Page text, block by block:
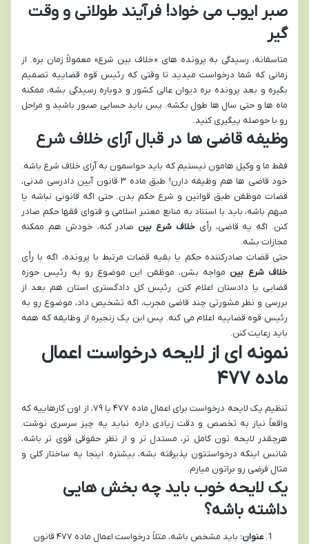
صبر ایوب می خواد! فرآیند طولانی و وقت
گیر
متاسفانه، رسیدگی به پرونده های «خلاف بین شرع» معمولاً زمان بره. از
زمانی که شما درخواست میدید تا وقتی که رئیس قوه قضاییه تصمیم
بگیره و بعد پرونده بره دیوان عالی کشور و دوباره رسیدگی بشه، ممکنه
ماه ها و حتی سال ها طول بکشه. پس باید حسابی صبور باشید و مراحل
رو با حوصله پیگیری کنید.
وظیفه قاضی ها در قبال آرای خلاف شرع
فقط ما و وکیل هامون نیستیم که باید حواسمون به آرای خلاف شرع باشه.
خود قاضی ها هم وظیفه دارن! طبق ماده ۳ قانون آیین دادرسی مدنی،
قضات موظفن طبق قوانین و شرع حکم بدن. حتی اگه قانونی نباشه یا
مبهم باشه، باید با استناد به منابع معتبر اسلامی و فتوای فقها حکم صادر
کنن. اگه یه قاضی، رأیخلاف شرع بین صادر کنه، خودش هم ممکنه
مجازات بشه.
حتی قضات صادرکننده حکم یا بقیه قضات مرتبط با پرونده، اگه با رأی
خلاف شرع بین مواجه بشن، موظفن این موضوع رو به رئیس حوزه
قضایی یا دادستان اعلام کنن. رئیس کل دادگستری استان هم بعد از
بررسی و نظر مشورتی چند قاضی مجرب، اگه تشخیص داد، موضوع رو به
رئیس قوه قضاییه اعلام می کنه. پس این یک زنجیره از وظایفه که همه
باید رعایت کنن.
نمونه ای از لایحه درخواست اعمال
ماده ۴۷۷
تنظیم یک لایحه درخواست برای اعمال ماده ۴۷۷ یا ۷۹، از اون کارهاییه که
واقعاً نیاز به تخصص و دقت زیادی داره. نباید یه چیز سرسری نوشت.
هرچقدر لایحه تون کامل تر، مستدل تر و از نظر حقوقی قوی تر باشه،
شانس اینکه درخواستتون پذیرفته بشه، بیشتره. اینجا یه ساختار کلی و
مثال فرضی رو براتون میارم.
یک لایحه خوب باید چه بخش هایی
داشته باشه؟
عنوان:
باید مشخص باشه، مثلاً درخواست اعمال ماده ۴۷۷ قانون